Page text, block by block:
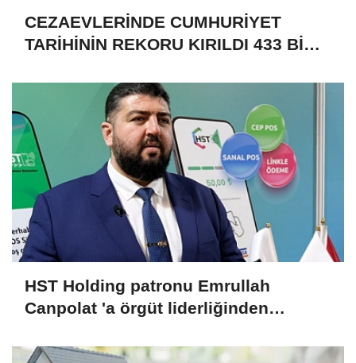
CEZAEVLERİNDE CUMHURİYET
TARİHİNİN REKORU KIRILDI 433 BİN
HST Holding patronu Emrullah
Canpolat 'a örgüt liderliğinden
malvarlığına el konuldu